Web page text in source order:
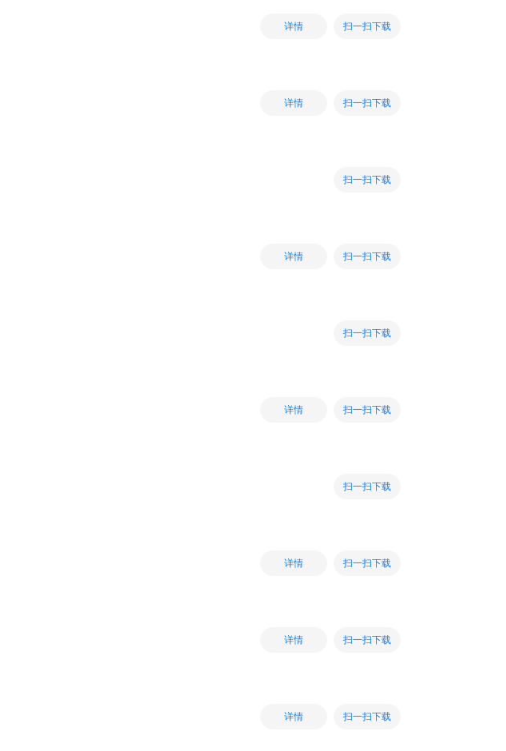
详情 扫一扫下载
详情 扫一扫下载
扫一扫下载
详情 扫一扫下载
扫一扫下载
详情 扫一扫下载
扫一扫下载
详情 扫一扫下载
详情 扫一扫下载
详情 扫一扫下载